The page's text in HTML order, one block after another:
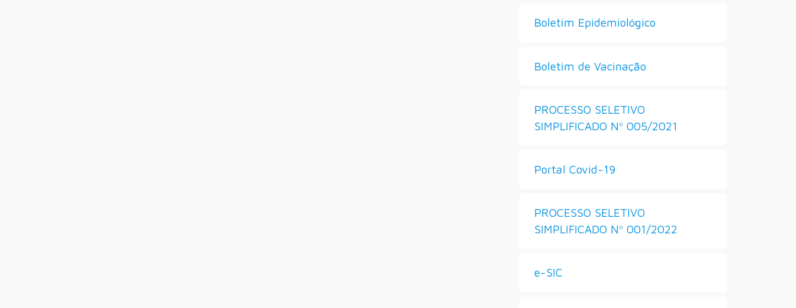
Boletim Epidemiológico
Boletim de Vacinação
PROCESSO SELETIVO
SIMPLIFICADO Nº 005/2021
Portal Covid-19
PROCESSO SELETIVO
SIMPLIFICADO Nº 001/2022
e-SIC